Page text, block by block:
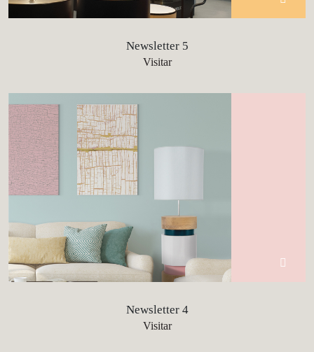
Newsletter 5
Visitar
Newsletter 4
Visitar